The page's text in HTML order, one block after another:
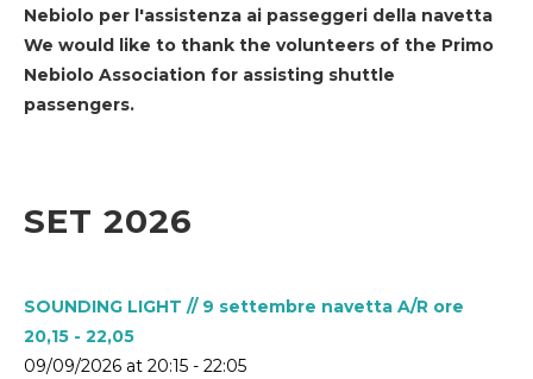
Nebiolo per l'assistenza ai passeggeri della navetta
We would like to thank the volunteers of the Primo
Nebiolo Association for assisting shuttle
passengers.
SET 2026
SOUNDING LIGHT // 9 settembre navetta A/R ore
20,15 - 22,05
09/09/2026 at 20:15 - 22:05